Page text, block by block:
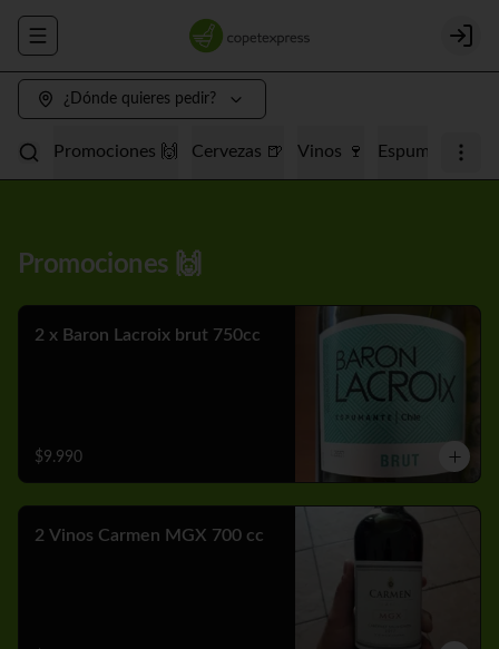
Abrir menu de navegación Login
¿Dónde quieres pedir?
Promociones 🙌 Cervezas 🍺 Vinos 🍷 Espumantes 🥂
Promociones 🙌
2 x Baron Lacroix brut 750cc
$9.990
2 Vinos Carmen MGX 700 cc